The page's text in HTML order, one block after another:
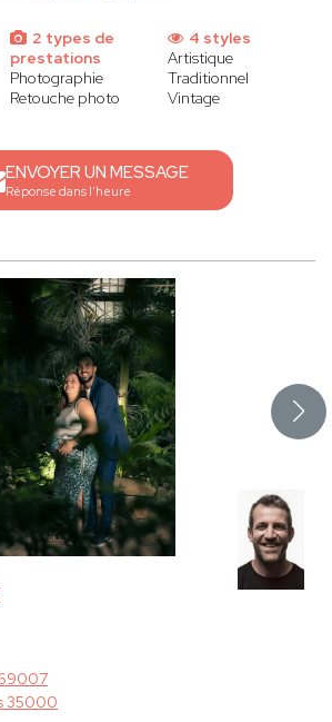
2 types de
prestations
Photographie
Retouche photo
4 styles
Artistique
Traditionnel
Vintage
ENVOYER UN MESSAGE
Réponse dans l'heure
35000